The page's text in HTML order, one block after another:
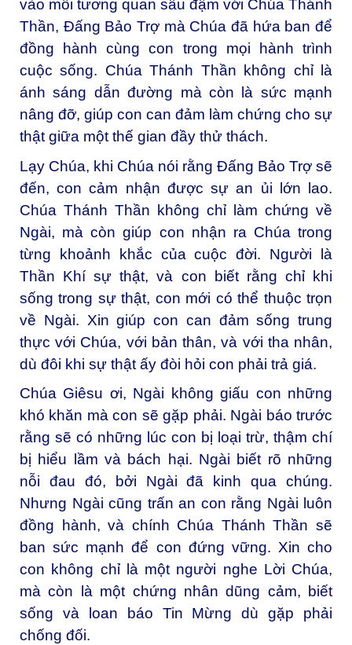
vào mối tương quan sâu đậm với Chúa Thánh
Thần, Đấng Bảo Trợ mà Chúa đã hứa ban để
đồng hành cùng con trong mọi hành trình
cuộc sống. Chúa Thánh Thần không chỉ là
ánh sáng dẫn đường mà còn là sức mạnh
nâng đỡ, giúp con can đảm làm chứng cho sự
thật giữa một thế gian đầy thử thách.
Lạy Chúa, khi Chúa nói rằng Đấng Bảo Trợ sẽ
đến, con cảm nhận được sự an ủi lớn lao.
Chúa Thánh Thần không chỉ làm chứng về
Ngài, mà còn giúp con nhận ra Chúa trong
từng khoảnh khắc của cuộc đời. Người là
Thần Khí sự thật, và con biết rằng chỉ khi
sống trong sự thật, con mới có thể thuộc trọn
về Ngài. Xin giúp con can đảm sống trung
thực với Chúa, với bản thân, và với tha nhân,
dù đôi khi sự thật ấy đòi hỏi con phải trả giá.
Chúa Giêsu ơi, Ngài không giấu con những
khó khăn mà con sẽ gặp phải. Ngài báo trước
rằng sẽ có những lúc con bị loại trừ, thậm chí
bị hiểu lầm và bách hại. Ngài biết rõ những
nỗi đau đó, bởi Ngài đã kinh qua chúng.
Nhưng Ngài cũng trấn an con rằng Ngài luôn
đồng hành, và chính Chúa Thánh Thần sẽ
ban sức mạnh để con đứng vững. Xin cho
con không chỉ là một người nghe Lời Chúa,
mà còn là một chứng nhân dũng cảm, biết
sống và loan báo Tin Mừng dù gặp phải
chống đối.